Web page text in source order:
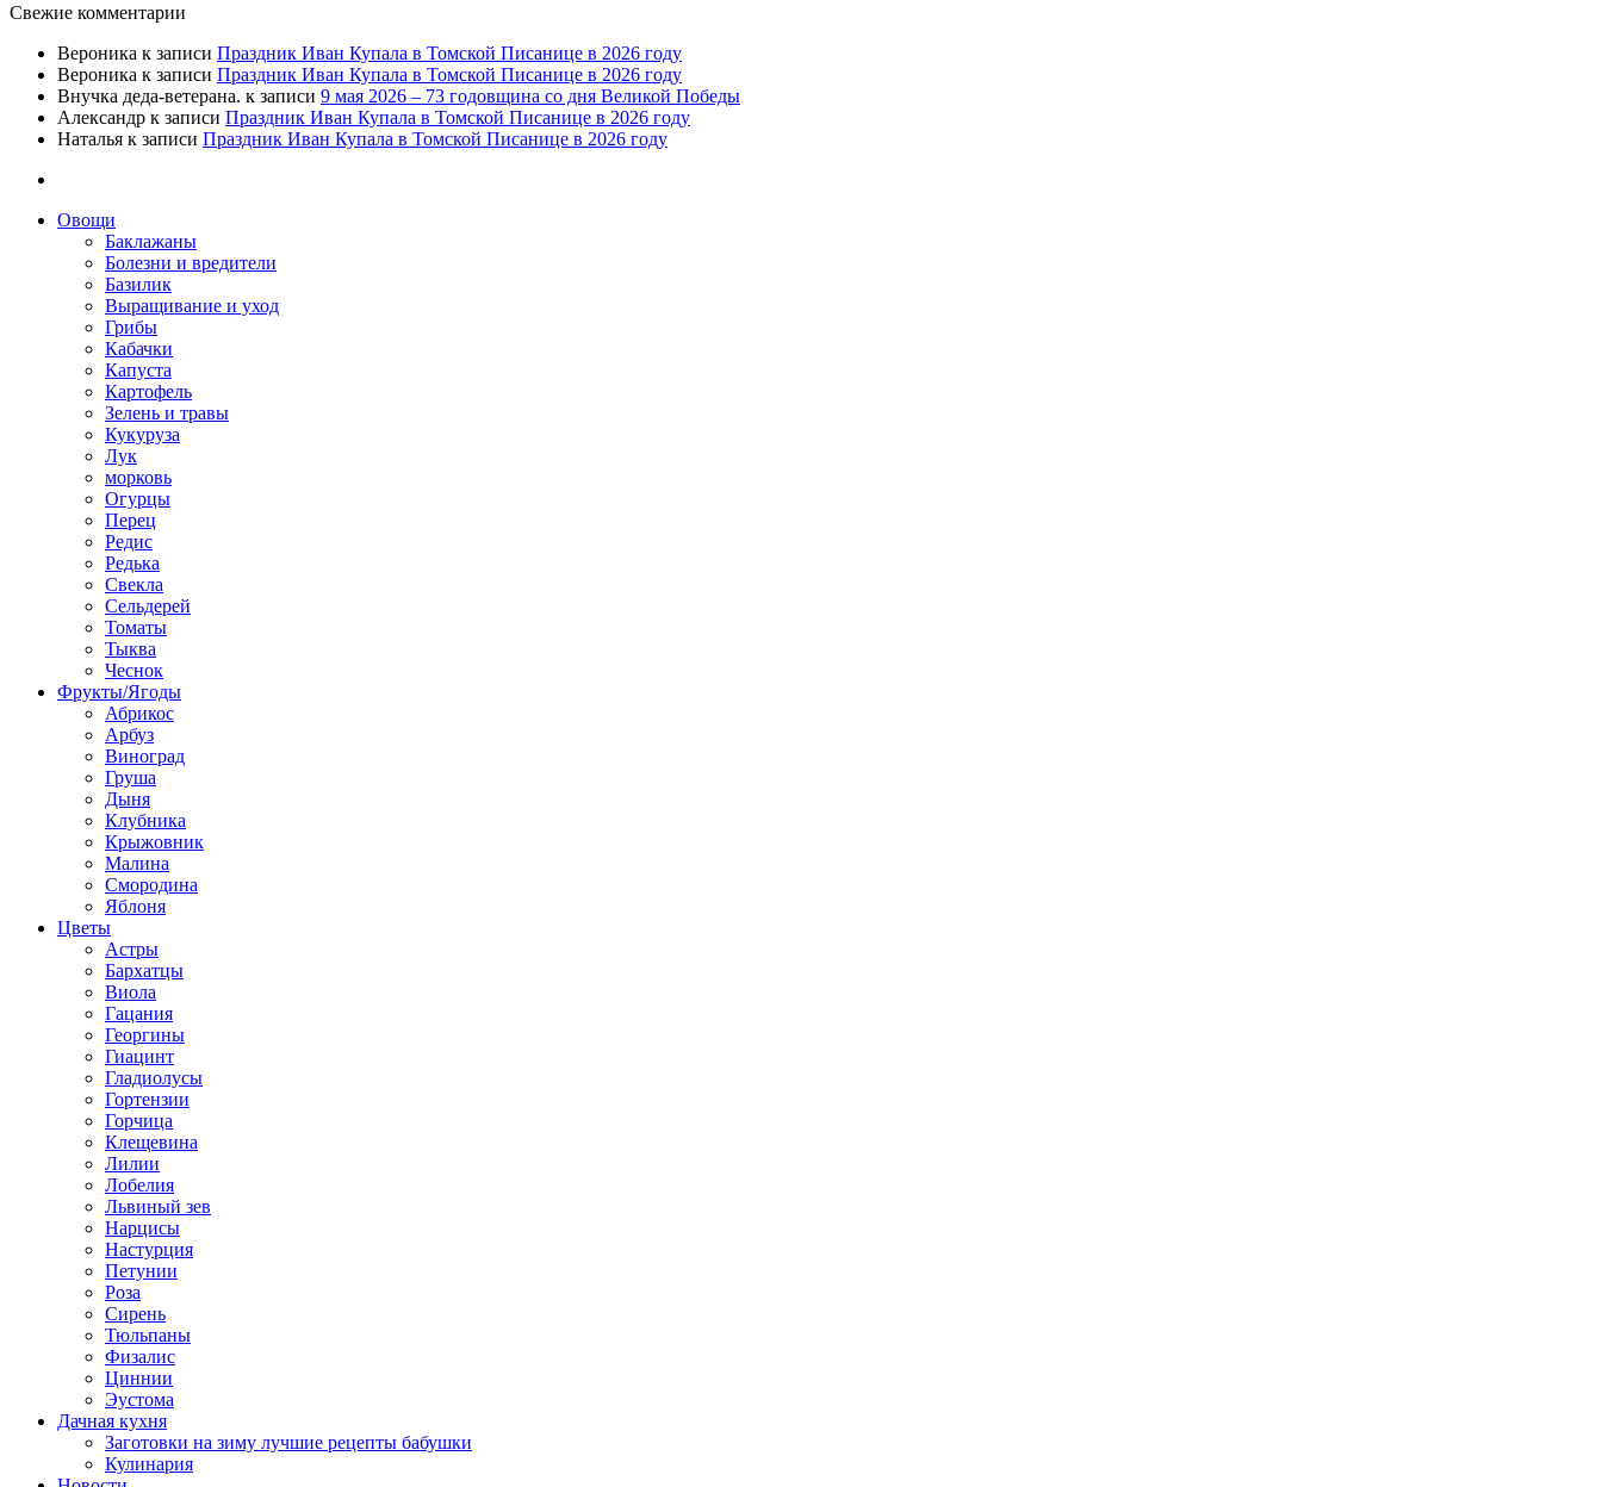
Свежие комментарии
Вероника к записи Праздник Иван Купала в Томской Писанице в 2026 году
Вероника к записи Праздник Иван Купала в Томской Писанице в 2026 году
Внучка деда-ветерана. к записи 9 мая 2026 – 73 годовщина со дня Великой Победы
Александр к записи Праздник Иван Купала в Томской Писанице в 2026 году
Наталья к записи Праздник Иван Купала в Томской Писанице в 2026 году
Овощи
Баклажаны
Болезни и вредители
Базилик
Выращивание и уход
Грибы
Кабачки
Капуста
Картофель
Зелень и травы
Кукуруза
Лук
морковь
Огурцы
Перец
Редис
Редька
Свекла
Сельдерей
Томаты
Тыква
Чеснок
Фрукты/Ягоды
Абрикос
Арбуз
Виноград
Груша
Дыня
Клубника
Крыжовник
Малина
Смородина
Яблоня
Цветы
Астры
Бархатцы
Виола
Гацания
Георгины
Гиацинт
Гладиолусы
Гортензии
Горчица
Клещевина
Лилии
Лобелия
Львиный зев
Нарцисы
Настурция
Петунии
Роза
Сирень
Тюльпаны
Физалис
Циннии
Эустома
Дачная кухня
Заготовки на зиму лучшие рецепты бабушки
Кулинария